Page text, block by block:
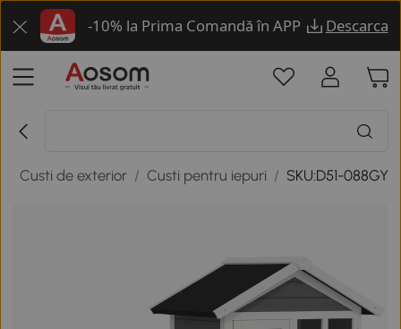
-10% la Prima Comandă în APP Descarca
Custi de exterior / Custi pentru iepuri / SKU:D51-088GY